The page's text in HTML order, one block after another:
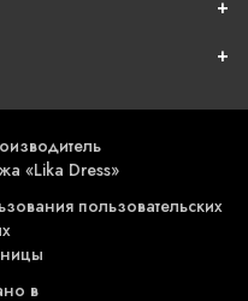
«Lika Dress»
пользовательских
в